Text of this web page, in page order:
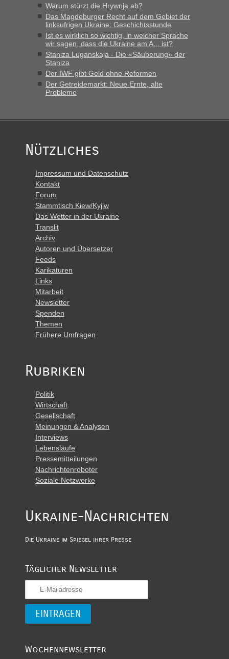
Grenzübergang zwischen Polen und der Ukraine geht es am
schnellsten?
„Derzeit, ist es überall sehr voll an den Grenzen Ukraine/
Polen. Zb. Krakovets 100 PKW ca. 10 h Wartezeit. Wollen
Montag rüber, versuchen es sehr früh.“
Warum stürzt die Hrywnja ab?
Das Magdeburger Recht auf dem Gebiet der
linksufrigen Ukraine: Geschichtsstunde
Ist es wirklich so wichtig, in welcher Sprache
wir sagen, dass die Ukraine am A... ist?
Staniza Luganskaja - Die «Säuberung» der
Staniza
Der IWF gibt Geld ohne Reformen
Der Getreidemarkt: Neue Ernte, alte
Probleme
Nützliches
Impressum und Datenschutz
Kontakt
Forum
Stammtisch Kiew/Kyjiw
Das Wetter in der Ukraine
Translit
Archiv
Autoren und Übersetzer
Feeds
Karikaturen
Links
Mitarbeit
Newsletter
Spenden
Themen
Frühere Umfragen
Rubriken
Politik
Wirtschaft
Gesellschaft
Meinungen & Analysen
Interviews
Lebensläufe
Pressemitteilungen
Nachrichtenroboter
Soziale Netzwerke
Ukraine-Nachrichten
Die Ukraine im Spiegel ihrer Presse
Täglicher Newsletter
Wochennewsletter